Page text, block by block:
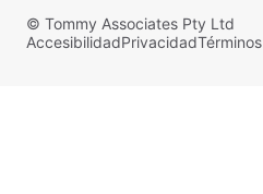
© Tommy Associates Pty Ltd
AccesibilidadPrivacidadTérminos